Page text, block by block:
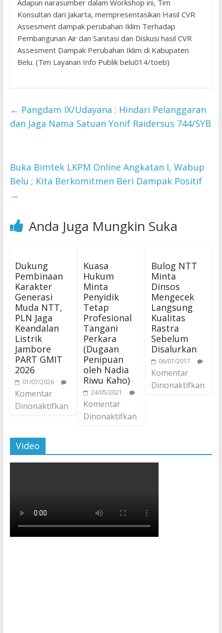
Adapun narasumber dalam Workshop ini, Tim
Konsultan dari Jakarta, mempresentasikan Hasil CVR
Assesment dampak perubahan Iklim Terhadap
Pembangunan Air dan Sanitasi dan Diskusi hasil CVR
Assesment Dampak Perubahan Iklim di Kabupaten
Belu. (Tim Layanan Info Publik belu014/toeb)
← Pangdam IX/Udayana : Hindari Pelanggaran
dan Jaga Nama Satuan Yonif Raidersus 744/SYB
Buka Bimtek LKPM Online Angkatan I, Wabup
Belu ; Kita Berkomitmen Beri Dampak Positif
→
Anda Juga Mungkin Suka
Dukung
Pembinaan
Karakter
Generasi
Muda NTT,
PLN Jaga
Keandalan
Listrik
Jambore
PART GMIT
2026
01/07/2026
Komentar
Dinonaktifkan
Kuasa
Hukum
Minta
Penyidik
Tetap
Profesional
Tangani
Perkara
(Dugaan
Penipuan
oleh Nadia
Riwu Kaho)
24/05/2021
Komentar
Dinonaktifkan
Bulog NTT
Minta
Dinsos
Mengecek
Langsung
Kualitas
Rastra
Sebelum
Disalurkan
06/07/2017
Komentar
Dinonaktifkan
Video